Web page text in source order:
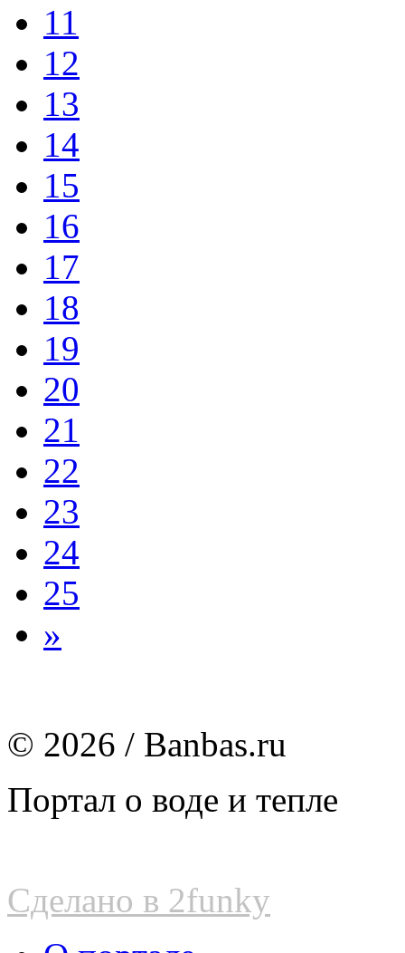
11
12
13
14
15
16
17
18
19
20
21
22
23
24
25
»
© 2026 / Banbas.ru
Портал о воде и тепле
Сделано в 2funky